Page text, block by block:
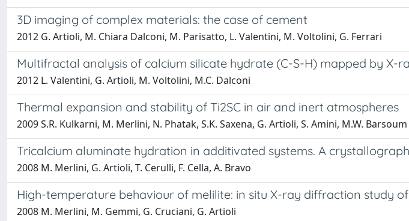
3D imaging of complex materials: the case of cement
2012 G. Artioli, M. Chiara Dalconi, M. Parisatto, L. Valentini, M. Voltolini, G. Ferrari
Multifractal analysis of calcium silicate hydrate (C-S-H) mapped by
2012 L. Valentini, G. Artioli, M. Voltolini, M.C. Dalconi
Thermal expansion and stability of Ti2SC in air and inert atmospheres
2009 S.R. Kulkarni, M. Merlini, N. Phatak, S.K. Saxena, G. Artioli, S. Amini, M.W. Barsoum
Tricalcium aluminate hydration in additivated systems. A
2008 M. Merlini, G. Artioli, T. Cerulli, F. Cella, A. Bravo
High-temperature behaviour of melilite: in situ X-ray diffraction study
2008 M. Merlini, M. Gemmi, G. Cruciani, G. Artioli